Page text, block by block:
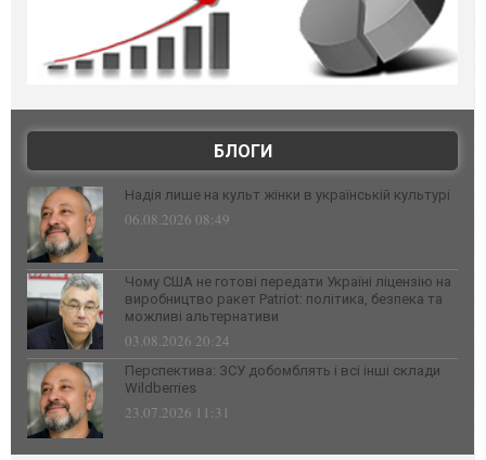
БЛОГИ
Надія лише на культ жінки в українській культурі
06.08.2026 08:49
Чому США не готові передати Україні ліцензію на
виробництво ракет Patriot: політика, безпека та
можливі альтернативи
03.08.2026 20:24
Перспектива: ЗСУ добомблять і всі інші склади
Wildberries
23.07.2026 11:31